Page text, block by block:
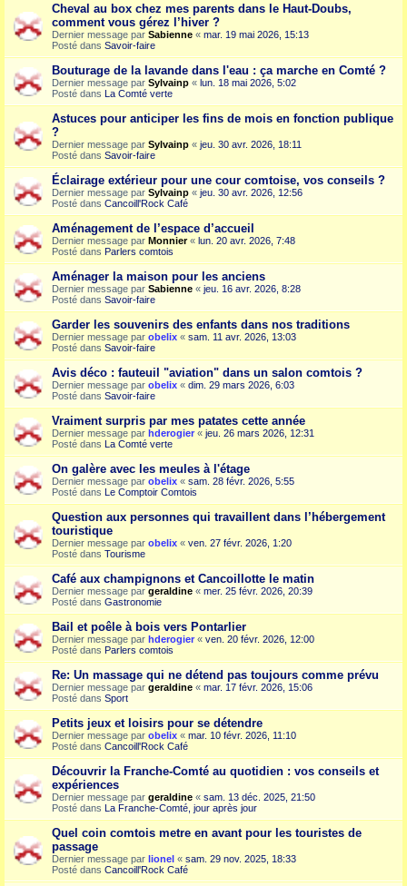
Cheval au box chez mes parents dans le Haut-Doubs,
comment vous gérez l’hiver ?
Dernier message par Sabienne « mar. 19 mai 2026, 15:13
Posté dans Savoir-faire
Bouturage de la lavande dans l'eau : ça marche en Comté ?
Dernier message par Sylvainp « lun. 18 mai 2026, 5:02
Posté dans La Comté verte
Astuces pour anticiper les fins de mois en fonction publique
?
Dernier message par Sylvainp « jeu. 30 avr. 2026, 18:11
Posté dans Savoir-faire
Éclairage extérieur pour une cour comtoise, vos conseils ?
Dernier message par Sylvainp « jeu. 30 avr. 2026, 12:56
Posté dans Cancoill'Rock Café
Aménagement de l’espace d’accueil
Dernier message par Monnier« lun. 20 avr. 2026, 7:48
Posté dans Parlers comtois
Aménager la maison pour les anciens
Dernier message par Sabienne « jeu. 16 avr. 2026, 8:28
Posté dans Savoir-faire
Garder les souvenirs des enfants dans nos traditions
Dernier message par obelix « sam. 11 avr. 2026, 13:03
Posté dans Savoir-faire
Avis déco : fauteuil "aviation" dans un salon comtois ?
Dernier message par obelix « dim. 29 mars 2026, 6:03
Posté dans Savoir-faire
Vraiment surpris par mes patates cette année
Dernier message par hderogier « jeu. 26 mars 2026, 12:31
Posté dans La Comté verte
On galère avec les meules à l'étage
Dernier message par obelix « sam. 28 févr. 2026, 5:55
Posté dans Le Comptoir Comtois
Question aux personnes qui travaillent dans l’hébergement
touristique
Dernier message par obelix « ven. 27 févr. 2026, 1:20
Posté dans Tourisme
Café aux champignons et Cancoillotte le matin
Dernier message par geraldine « mer. 25 févr. 2026, 20:39
Posté dans Gastronomie
Bail et poêle à bois vers Pontarlier
Dernier message par hderogier « ven. 20 févr. 2026, 12:00
Posté dans Parlers comtois
Re: Un massage qui ne détend pas toujours comme prévu
Dernier message par geraldine « mar. 17 févr. 2026, 15:06
Posté dans Sport
Petits jeux et loisirs pour se détendre
Dernier message par obelix « mar. 10 févr. 2026, 11:10
Posté dans Cancoill'Rock Café
Découvrir la Franche-Comté au quotidien : vos conseils et
expériences
Dernier message par geraldine « sam. 13 déc. 2025, 21:50
Posté dans La Franche-Comté, jour après jour
Quel coin comtois metre en avant pour les touristes de
passage
Dernier message par lionel « sam. 29 nov. 2025, 18:33
Posté dans Cancoill'Rock Café